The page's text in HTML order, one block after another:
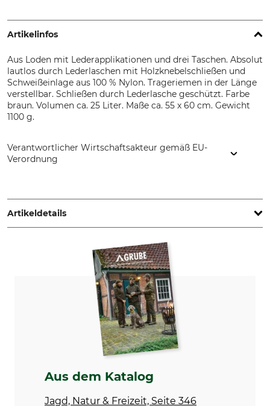
Artikelinfos
Aus Loden mit Lederapplikationen und drei Taschen. Absolut
lautlos durch Lederlaschen mit Holzknebelschließen und
Schweißeinlage aus 100 % Nylon. Trageriemen in der Länge
verstellbar. Schließen durch Lederlasche geschützt. Farbe
braun. Volumen ca. 25 Liter. Maße ca. 55 x 60 cm. Gewicht
1100 g.
Verantwortlicher Wirtschaftsakteur gemäß EU-
Verordnung
www.grube.de
Artikeldetails
Nordforest Hunting
Produkttyp
Lodenrucksack
Volumen
25 l
Aus dem Katalog
Jagd, Natur & Freizeit, Seite 346